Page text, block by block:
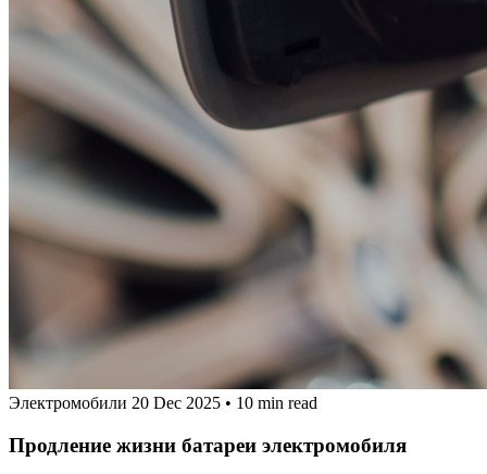
Электромобили 20 Dec 2025 • 10 min read
Продление жизни батареи электромобиля